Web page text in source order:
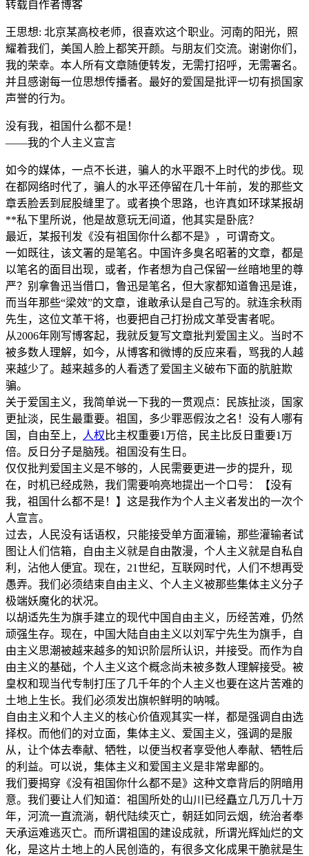
转载自作者博客
王思想: 北京某高校老师，很喜欢这个职业。河南的阳光，照
耀着我们，美国人脸上都笑开颜。与朋友们交流。谢谢你们，
我的荣幸。本人所有文章随便转发，无需打招呼，无需署名。
并且感谢每一位思想传播者。最好的爱国是批评一切有损国家
声誉的行为。
没有我，祖国什么都不是！
——我的个人主义宣言
如今的媒体，一点不长进，骗人的水平跟不上时代的步伐。现
在都网络时代了，骗人的水平还停留在几十年前，发的那些文
章丢脸丢到屁股缝里了。或者换个思路，也许真如环球某报胡
**私下里所说，他是故意玩无间道，他其实是卧底？
最近，某报刊发《没有祖国你什么都不是》，可谓奇文。
一如既往，该文署的是笔名。中国许多臭名昭著的文章，都是
以笔名的面目出现，或者，作者想为自己保留一丝暗地里的尊
严？别拿鲁迅当借口，鲁迅是笔名，但大家都知道鲁迅是谁，
而当年那些“梁效”的文章，谁敢承认是自己写的。就连余秋雨
先生，这位文革干将，也要把自己打扮成文革受害者呢。
从2006年刚写博客起，我就反复写文章批判爱国主义。当时不
被多数人理解，如今，从博客和微博的反应来看，骂我的人越
来越少了。越来越多的人看透了爱国主义破布下面的肮脏欺
骗。
关于爱国主义，我简单说一下我的一贯观点：民族扯淡，国家
更扯淡，民生最重要。祖国，多少罪恶假汝之名！没有人哪有
国，自由至上，
人权 比主权重要1万倍，民主比反日重要1万
倍。反日分子是脑残。祖国没有生日。
仅仅批判爱国主义是不够的，人民需要更进一步的提升，现
在，时机已经成熟，我们需要响亮地提出一个口号：【没有
我，祖国什么都不是！】这是我作为个人主义者发出的一次个
人宣言。
过去，人民没有话语权，只能接受单方面灌输，那些灌输者试
图让人们信箱，自由主义就是自由散漫，个人主义就是自私自
利，沾他人便宜。现在，21世纪，互联网时代，人们不想再受
愚弄。我们必须结束自由主义、个人主义被那些集体主义分子
极端妖魔化的状况。
以胡适先生为旗手建立的现代中国自由主义，历经苦难，仍然
顽强生存。现在，中国大陆自由主义以刘军宁先生为旗手，自
由主义思潮被越来越多的知识阶层所认识，并接受。而作为自
由主义的基础，个人主义这个概念尚未被多数人理解接受。被
皇权和现当代专制打压了几千年的个人主义也要在这片苦难的
土地上生长。我们必须发出旗帜鲜明的呐喊。
自由主义和个人主义的核心价值观其实一样，都是强调自由选
择权。而他们的对立面，集体主义、爱国主义，强调的是服
从，让个体去奉献、牺牲，以便当权者享受他人奉献、牺牲后
的利益。可以说，集体主义和爱国主义是非常卑鄙的。
我们要揭穿《没有祖国你什么都不是》这种文章背后的阴暗用
意。我们要让人们知道：祖国所处的山川已经矗立几万几十万
年，河流一直流淌，朝代陆续灭亡，朝廷如同云烟，统治者奉
天承运难逃灭亡。而所谓祖国的建设成就，所谓光辉灿烂的文
化，是这片土地上的人民创造的，有很多文化成果干脆就是生